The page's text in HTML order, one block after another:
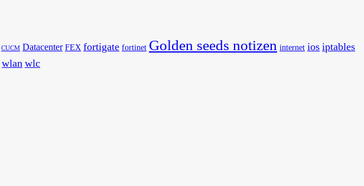
CUCM Datacenter FEX fortigate fortinet Golden seeds notizen internet ios iptables
wlan wlc